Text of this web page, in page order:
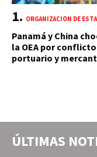
Panamá y China
la OEA por conflicto
portuario y
ÚLTIMAS